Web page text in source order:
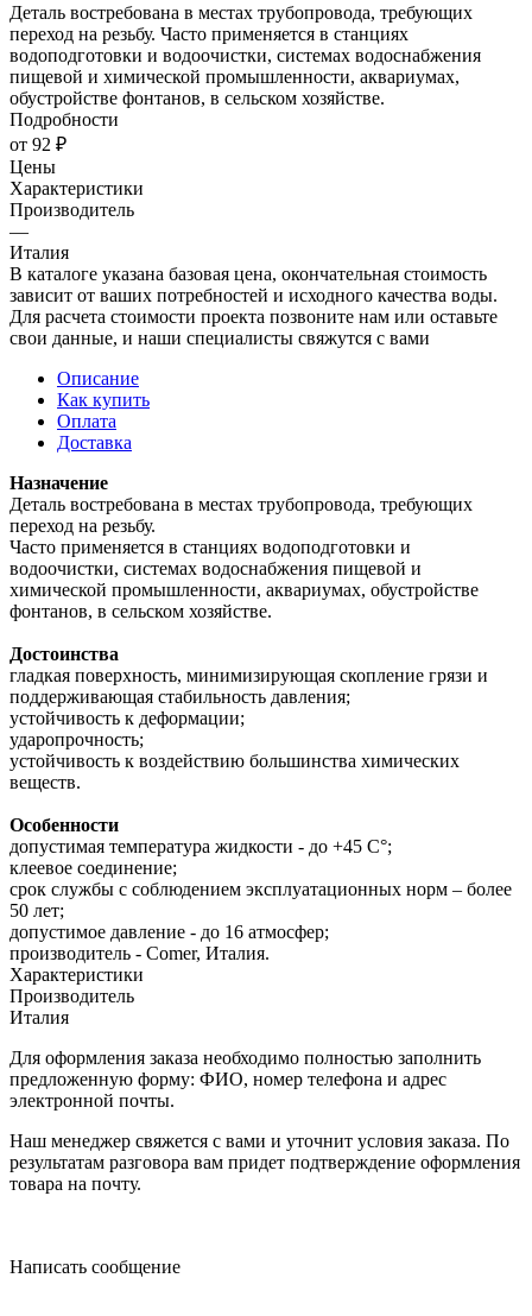
Деталь востребована в местах трубопровода, требующих
переход на резьбу. Часто применяется в станциях
водоподготовки и водоочистки, системах водоснабжения
пищевой и химической промышленности, аквариумах,
обустройстве фонтанов, в сельском хозяйстве.
Подробности
от 92 ₽
Цены
Характеристики
Производитель
—
Италия
В каталоге указана базовая цена, окончательная стоимость
зависит от ваших потребностей и исходного качества воды.
Для расчета стоимости проекта позвоните нам или оставьте
свои данные, и наши специалисты свяжутся с вами
Описание
Как купить
Оплата
Доставка
Назначение
Деталь востребована в местах трубопровода, требующих
переход на резьбу.
Часто применяется в станциях водоподготовки и
водоочистки, системах водоснабжения пищевой и
химической промышленности, аквариумах, обустройстве
фонтанов, в сельском хозяйстве.
Достоинства
гладкая поверхность, минимизирующая скопление грязи и
поддерживающая стабильность давления;
устойчивость к деформации;
ударопрочность;
устойчивость к воздействию большинства химических
веществ.
Особенности
допустимая температура жидкости - до +45 С°;
клеевое соединение;
срок службы с соблюдением эксплуатационных норм – более
50 лет;
допустимое давление - до 16 атмосфер;
производитель - Comer, Италия.
Характеристики
Производитель
Италия
Для оформления заказа необходимо полностью заполнить
предложенную форму: ФИО, номер телефона и адрес
электронной почты.
Наш менеджер свяжется с вами и уточнит условия заказа. По
результатам разговора вам придет подтверждение оформления
товара на почту.
Написать сообщение